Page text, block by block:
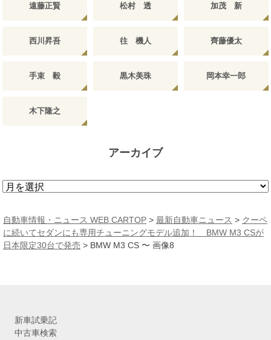
遠藤正賢 松村 透 加茂 新
西川昇吾 往 機人 齊藤優太
手束 毅 黒木美珠 岡本幸一郎
木下隆之
アーカイブ
ア
カ
イ
ブ
自動車情報・ニュース WEB CARTOP > 最新自動車ニュース > クーペ
に続いてセダンにも専用チューニングモデル追加！ BMW M3 CSが
日本限定30台で発売 > BMW M3 CS 〜 画像8
新車試乗記
中古車検索